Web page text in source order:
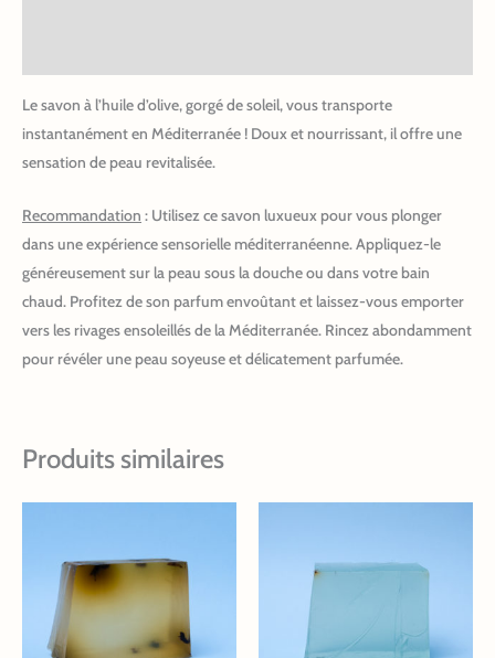
Le savon à l’huile d’olive, gorgé de soleil, vous transporte
instantanément en Méditerranée ! Doux et nourrissant, il offre une
sensation de peau revitalisée.
Recommandation : Utilisez ce savon luxueux pour vous plonger
dans une expérience sensorielle méditerranéenne. Appliquez-le
généreusement sur la peau sous la douche ou dans votre bain
chaud. Profitez de son parfum envoûtant et laissez-vous emporter
vers les rivages ensoleillés de la Méditerranée. Rincez abondamment
pour révéler une peau soyeuse et délicatement parfumée.
Produits similaires
plusieurs
variations.
plusieurs
variations.